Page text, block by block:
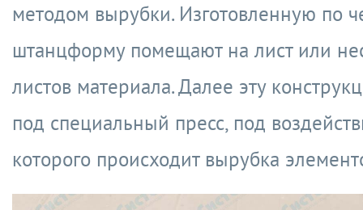
методом вырубки. Изготовленную по
штанцформу помещают на лист или
листов материала. Далее эту
под специальный пресс, под
которого происходит вырубка